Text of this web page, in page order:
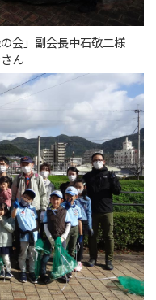
会」副会長中石敬二様
ん